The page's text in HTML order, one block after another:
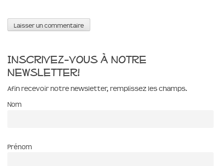
Inscrivez-vous à notre
newsletter!
Afin recevoir notre newsletter, remplissez les champs.
Nom
Prénom